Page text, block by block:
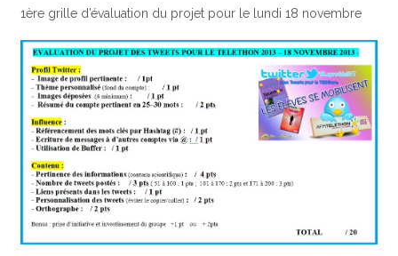
1ère grille d’évaluation du projet pour le lundi 18 novembre